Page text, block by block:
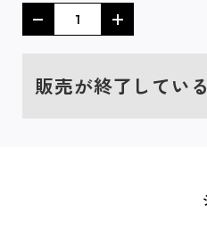
販売が終了してい